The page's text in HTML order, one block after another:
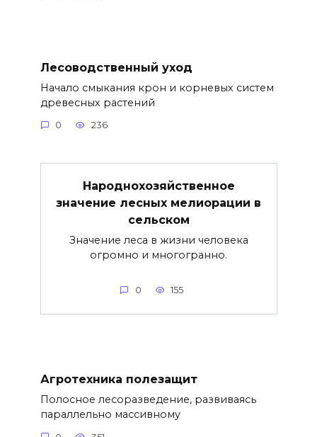
Лесоводственный уход
Начало смыкания крон и корневых систем
древесных растений
0 236
Народнохозяйственное
значение лесных мелиорации в
сельском
Значение леса в жизни человека
огромно и многогранно.
0 155
Агротехника полезащит
Полосное лесоразведение, развиваясь
параллельно массивному